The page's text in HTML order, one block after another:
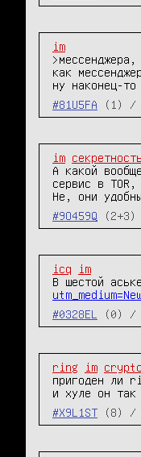
im
как
ну наконец-то
#81U5FA
(1) /
im секретность
А какой
сервис в
Не, они
#9O459Q
icq
im
В шестой
#0328EL
(0) /
ring im crypto
пригоден ли
и хуле он так
#X9L1ST
(8) /